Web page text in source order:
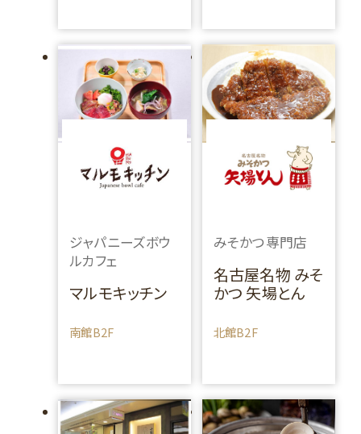
ジャパニーズボウ
ルカフェ
マルモキッチン
南館B2F
みそかつ専門店
名古屋名物 みそ
かつ 矢場とん
北館B2F